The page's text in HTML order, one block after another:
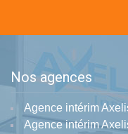
Nos agences
Agence intérim
Agence intérim